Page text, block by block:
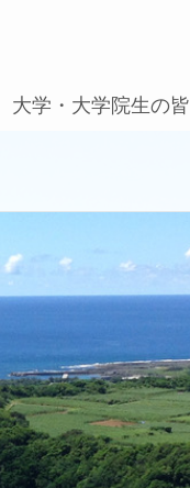
大学・大学院生の